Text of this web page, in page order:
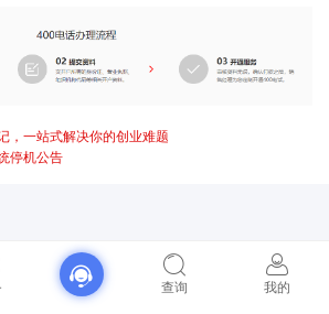
，一站式解决你的创业难题
停机公告
查询 我的